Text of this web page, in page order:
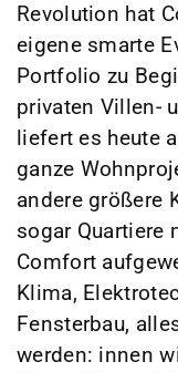
Revolution hat
eigene smarte
Portfolio zu
privaten Villen-
liefert es heute
ganze
andere größere
sogar Quartiere
Comfort
Klima,
Fensterbau,
werden: innen